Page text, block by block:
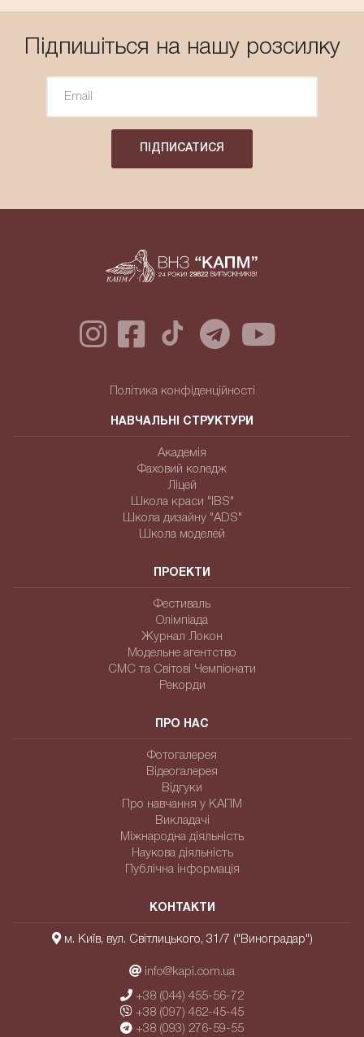
Підпишіться на нашу розсилку
ПІДПИСАТИСЯ
Політика конфіденційності
НАВЧАЛЬНІ СТРУКТУРИ
Академія
Фаховий коледж
Ліцей
Школа краси "IBS"
Школа дизайну "ADS"
Школа моделей
ПРОЕКТИ
Фестиваль
Олімпіада
Журнал Локон
Модельне агентство
СМС та Світові Чемпіонати
Рекорди
ПРО НАС
Фотогалерея
Відеогалерея
Відгуки
Про навчання у КАПМ
Викладачі
Міжнародна діяльність
Наукова діяльність
Публічна інформація
КОНТАКТИ
м. Київ, вул. Світлицького, 31/7 ("Виноградар")
info@kapi.com.ua
+38 (044) 455-56-72
+38 (097) 462-45-45
+38 (093) 276-59-55